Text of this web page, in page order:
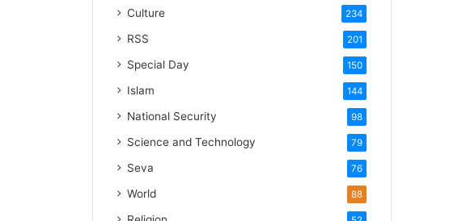
Culture 234
RSS 201
Special Day 150
Islam 144
National Security 98
Science and Technology 79
Seva 76
World 88